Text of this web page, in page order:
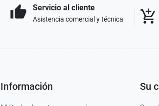
thumb_up Servicio al cliente
Asistencia comercial y técnica add_shopping_cart
Información Su